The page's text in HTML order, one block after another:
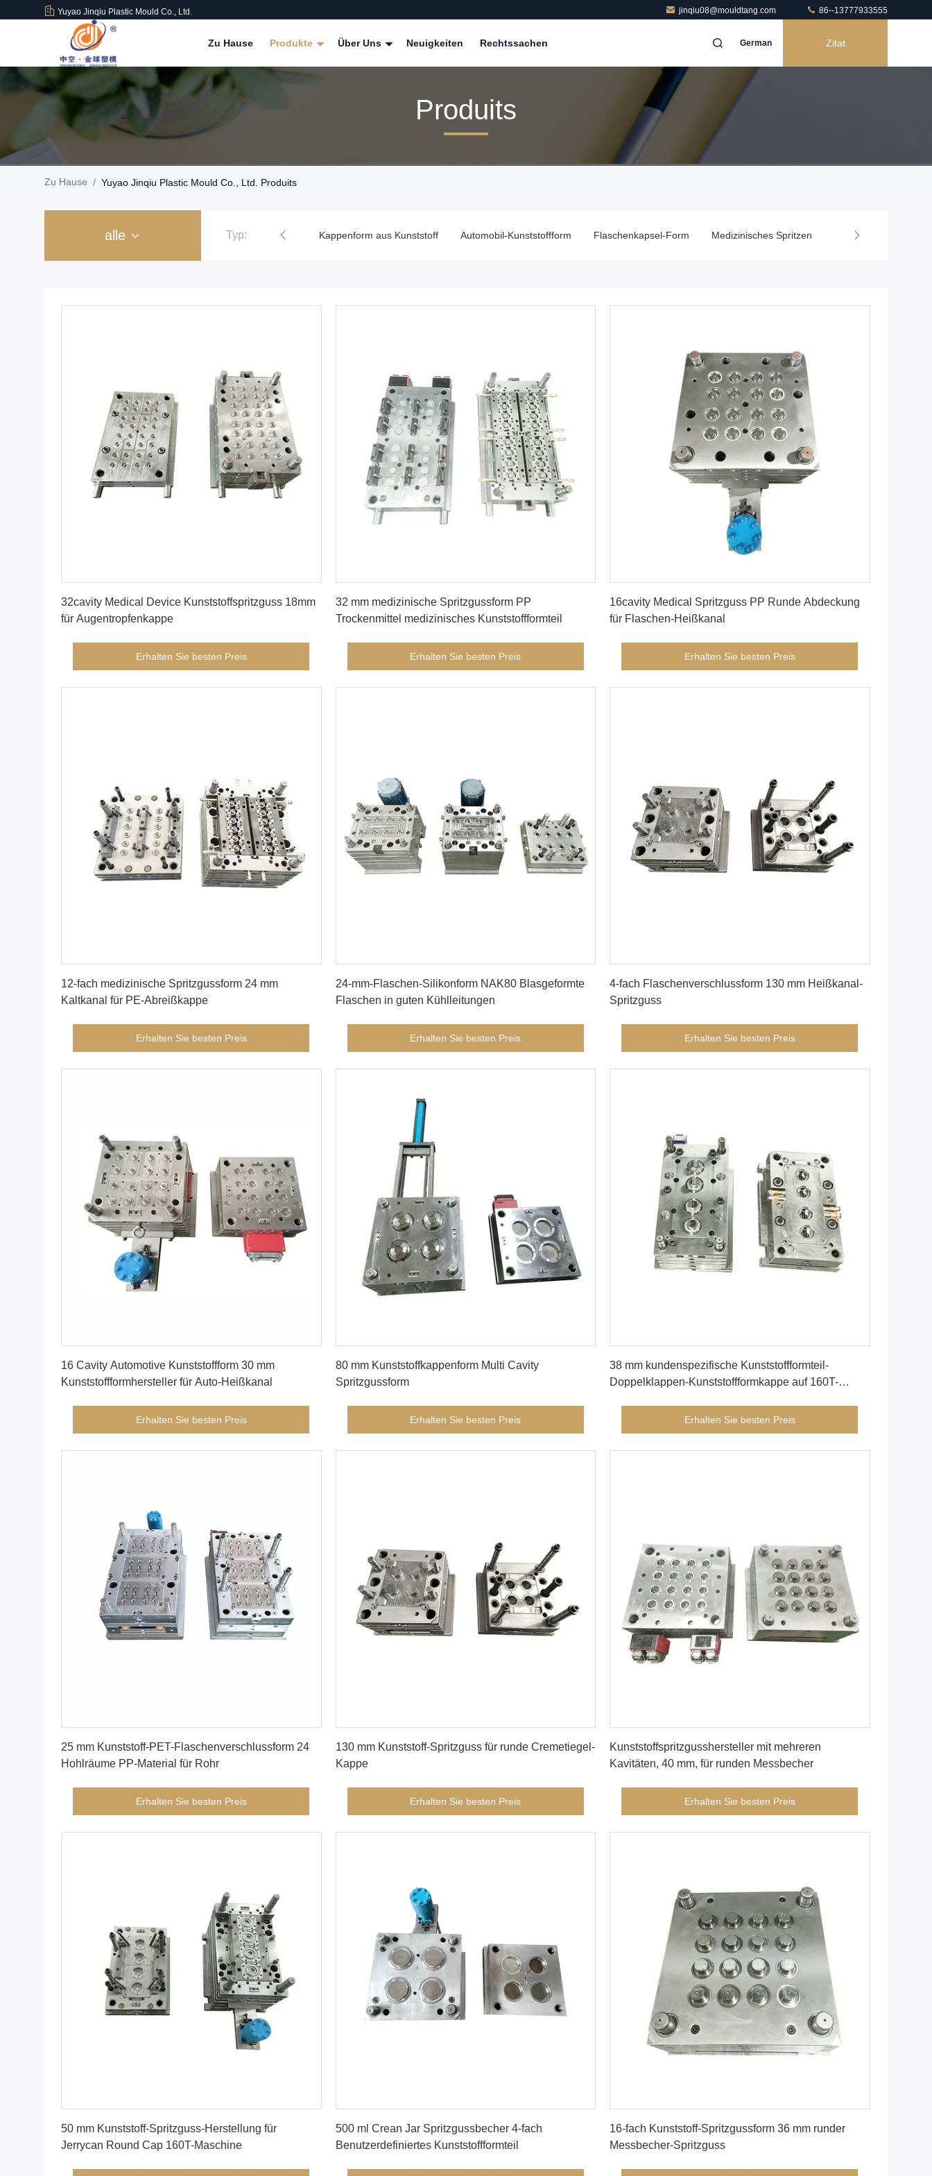
Yuyao Jinqiu Plastic Mould Co., Ltd. jinqiu08@mouldtang.com 86--13777933555
Zu Hause Produkte Über Uns Neuigkeiten Rechtssachen German Zitat
Produits
Zu Hause / Yuyao Jinqiu Plastic Mould Co., Ltd. Produits
alle Typ:
Kunststoffspritzguss Kappenform aus Kunststoff Automobil-Kunststoffform Flaschenkapsel-Form Medizinisches Spritzen Haushaltsgerät-Form
32cavity Medical Device Kunststoffspritzguss 18mm
für Augentropfenkappe
Erhalten Sie besten Preis
32 mm medizinische Spritzgussform PP
Trockenmittel medizinisches Kunststoffformteil
Erhalten Sie besten Preis
16cavity Medical Spritzguss PP Runde Abdeckung
für Flaschen-Heißkanal
Erhalten Sie besten Preis
12-fach medizinische Spritzgussform 24 mm
Kaltkanal für PE-Abreißkappe
Erhalten Sie besten Preis
24-mm-Flaschen-Silikonform NAK80 Blasgeformte
Flaschen in guten Kühlleitungen
Erhalten Sie besten Preis
4-fach Flaschenverschlussform 130 mm Heißkanal-
Spritzguss
Erhalten Sie besten Preis
16 Cavity Automotive Kunststoffform 30 mm
Kunststoffformhersteller für Auto-Heißkanal
Erhalten Sie besten Preis
80 mm Kunststoffkappenform Multi Cavity
Spritzgussform
Erhalten Sie besten Preis
38 mm kundenspezifische Kunststoffformteil-
Doppelklappen-Kunststoffformkappe auf 160T-
Erhalten Sie besten Preis
25 mm Kunststoff-PET-Flaschenverschlussform 24
Hohlräume PP-Material für Rohr
Erhalten Sie besten Preis
130 mm Kunststoff-Spritzguss für runde Cremetiegel-
Kappe
Erhalten Sie besten Preis
Kunststoffspritzgusshersteller mit mehreren
Kavitäten, 40 mm, für runden Messbecher
Erhalten Sie besten Preis
50 mm Kunststoff-Spritzguss-Herstellung für
Jerrycan Round Cap 160T-Maschine
500 ml Crean Jar Spritzgussbecher 4-fach
Benutzerdefiniertes Kunststoffformteil
16-fach Kunststoff-Spritzgussform 36 mm runder
Messbecher-Spritzguss